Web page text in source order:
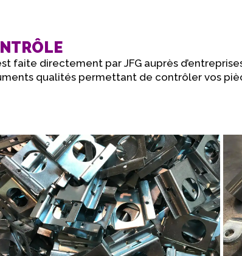
directement par JFG auprès
qualités permettant de contrôler vos